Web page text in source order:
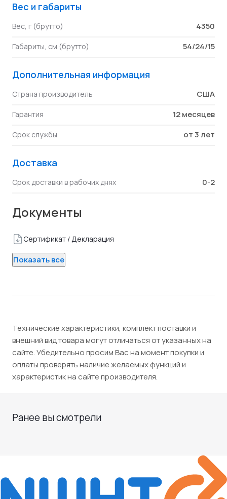
Вес и габариты
Вес, г (брутто) 4350
Габариты, см (брутто) 54/24/15
Дополнительная информация
Страна производитель США
Гарантия 12 месяцев
Срок службы от 3 лет
Доставка
Срок доставки в рабочих днях 0-2
Документы
Сертификат / Декларация
Показать все
Технические характеристики, комплект поставки и
внешний вид товара могут отличаться от указанных на
сайте. Убедительно просим Вас на момент покупки и
оплаты проверять наличие желаемых функций и
характеристик на сайте производителя.
Ранее вы смотрели